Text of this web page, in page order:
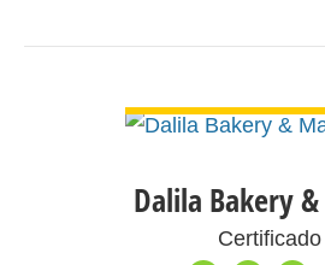
Dalila Bakery
Certificado